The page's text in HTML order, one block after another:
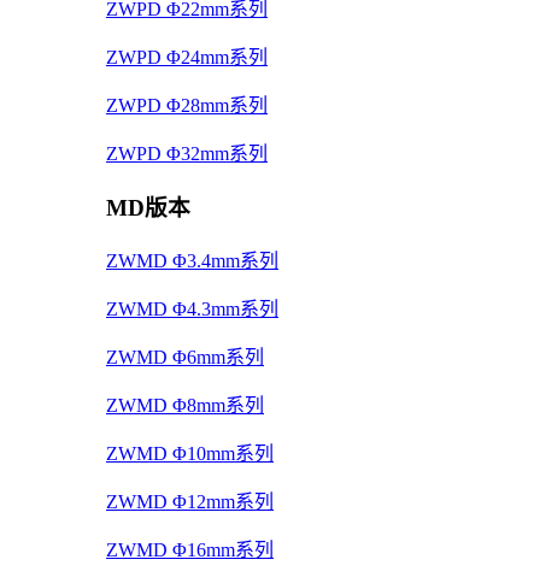
ZWPD Φ22mm系列
ZWPD Φ24mm系列
ZWPD Φ28mm系列
ZWPD Φ32mm系列
MD版本
ZWMD Φ3.4mm系列
ZWMD Φ4.3mm系列
ZWMD Φ6mm系列
ZWMD Φ8mm系列
ZWMD Φ10mm系列
ZWMD Φ12mm系列
ZWMD Φ16mm系列